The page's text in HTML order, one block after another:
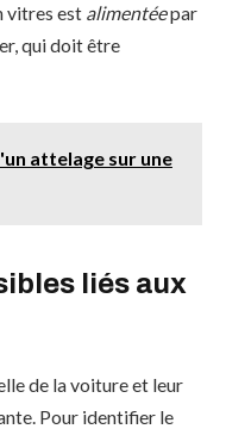
vitres est alimentéepar
qui doit être
attelage sur une
liés aux
de la voiture et leur
Pour identifier le